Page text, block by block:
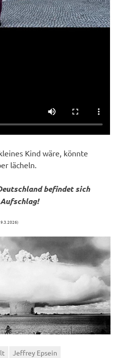
Kind wäre, könnte
lächeln.
befindet sich
Jeffrey Epsein